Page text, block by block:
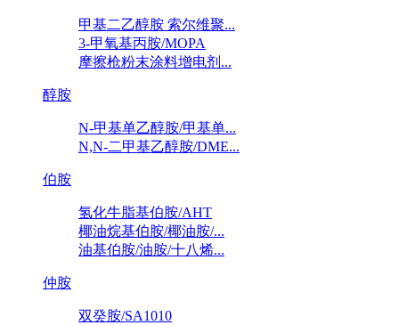
甲基二乙醇胺 索尔维聚...
3-甲氧基丙胺/MOPA
摩擦枪粉末涂料增电剂...
醇胺
N-甲基单乙醇胺/甲基单...
N,N-二甲基乙醇胺/DME...
伯胺
氢化牛脂基伯胺/AHT
椰油烷基伯胺/椰油胺/...
油基伯胺/油胺/十八烯...
仲胺
双癸胺/SA1010